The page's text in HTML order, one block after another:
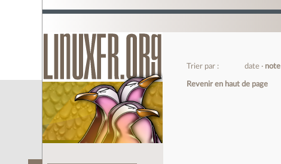
Trier par : date note
Revenir en haut de page